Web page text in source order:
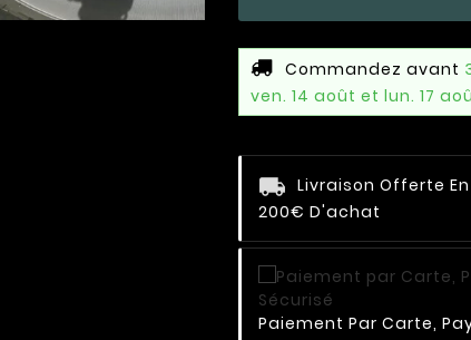
Commandez avant
ven. 14 août et lun. 17
Livraison Offerte
200€ D'achat
Paiement Par Carte,